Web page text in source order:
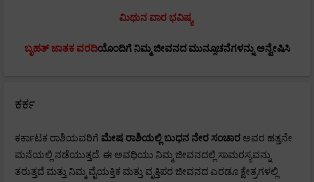
ಮಿಥುನ ವಾರ ಭವಿಷ್ಯ
ಬೃಹತ್ ಜಾತಕ ವರದಿಯೊಂದಿಗೆ ನಿಮ್ಮ ಜೀವನದ ಮುನ್ಸೂಚನೆಗಳನ್ನು ಅನ್ವೇಷಿಸಿ
ಕರ್ಕ
ಕರ್ಕಾಟಕ ರಾಶಿಯವರಿಗೆ ಮೇಷ ರಾಶಿಯಲ್ಲಿ ಬುಧನ ನೇರ ಸಂಚಾರ ಅವರ ಹತ್ತನೇ
ಮನೆಯಲ್ಲಿ ನಡೆಯುತ್ತದೆ. ಈ ಅವಧಿಯು ನಿಮ್ಮ ಜೀವನದಲ್ಲಿ ಸಾಮರಸ್ಯವನ್ನು
ತರುತ್ತದೆ ಮತ್ತು ನಿಮ್ಮ ವೈಯಕ್ತಿಕ ಮತ್ತು ವೃತ್ತಿಪರ ಜೀವನದ ಎರಡೂ ಕ್ಷೇತ್ರಗಳಲ್ಲಿ